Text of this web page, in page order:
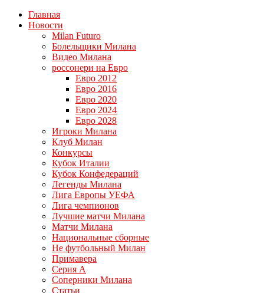
Главная
Новости
Milan Futuro
Болельщики Милана
Видео Милана
россонери на Евро
Евро 2012
Евро 2016
Евро 2020
Евро 2024
Евро 2028
Игроки Милана
Клуб Милан
Конкурсы
Кубок Италии
Кубок Конфедераций
Легенды Милана
Лига Европы УЕФА
Лига чемпионов
Лучшие матчи Милана
Матчи Милана
Национальные сборные
Не футбольный Милан
Примавера
Серия А
Соперники Милана
Статьи